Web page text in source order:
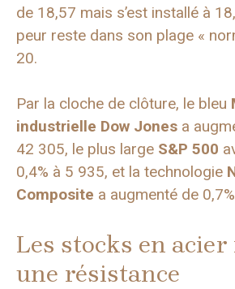
de 18,57 mais s’est installé à
peur reste dans son plage «
20.
Par la cloche de clôture, le bleu
industrielle Dow Jones a
42 305, le plus large S&P 500
0,4% à 5 935, et la technologie
Composite a augmenté de
Les stocks en
une résistance